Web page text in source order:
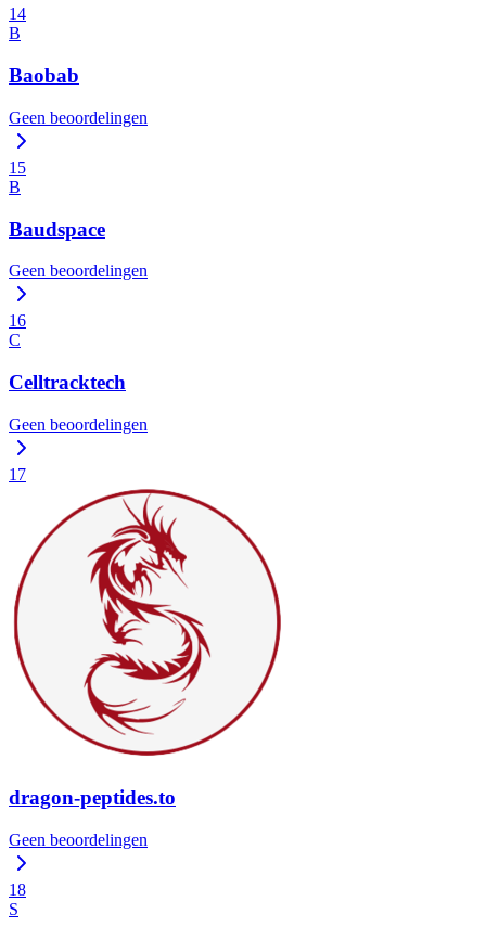
14
B
Baobab
Geen beoordelingen
15
B
Baudspace
Geen beoordelingen
16
C
Celltracktech
Geen beoordelingen
17
dragon-peptides.to
Geen beoordelingen
18
S